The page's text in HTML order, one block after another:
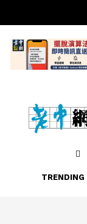
TRENDING